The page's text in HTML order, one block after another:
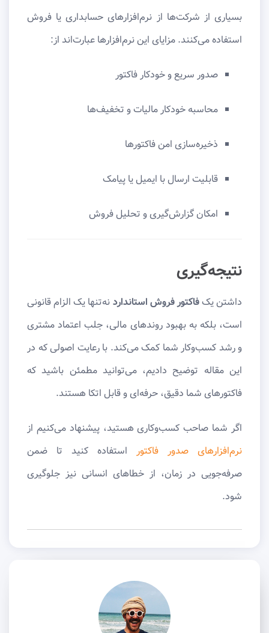
بسیاری از شرکت‌ها از نرم‌افزارهای حسابداری یا فروش
استفاده می‌کنند. مزایای این نرم‌افزارها عبارت‌اند از:
صدور سریع و خودکار فاکتور
محاسبه خودکار مالیات و تخفیف‌ها
ذخیره‌سازی امن فاکتورها
قابلیت ارسال با ایمیل یا پیامک
امکان گزارش‌گیری و تحلیل فروش
نتیجه‌گیری
داشتن یکفاکتور فروش استاندارد نه‌تنها یک الزام قانونی
است، بلکه به بهبود روندهای مالی، جلب اعتماد مشتری
و رشد کسب‌وکار شما کمک می‌کند. با رعایت اصولی که در
این مقاله توضیح دادیم، می‌توانید مطمئن باشید که
فاکتورهای شما دقیق، حرفه‌ای و قابل اتکا هستند.
اگر شما صاحب کسب‌وکاری هستید، پیشنهاد می‌کنیم از
نرم‌افزارهای صدور فاکتور استفاده کنید تا ضمن
صرفه‌جویی در زمان، از خطاهای انسانی نیز جلوگیری
شود.